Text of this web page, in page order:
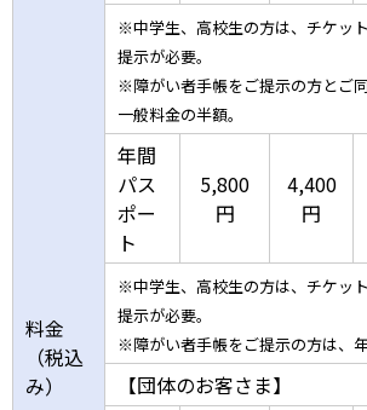
料金
（税込
み）
※中学生、高校生の方は、チケッ
提示が必要。
※障がい者手帳をご提示の方とご
一般料金の半額。
年間
パス
ポー
ト
5,800
円
4,400
円
※中学生、高校生の方は、チケッ
提示が必要。
※障がい者手帳をご提示の方は、年
【団体のお客さま】